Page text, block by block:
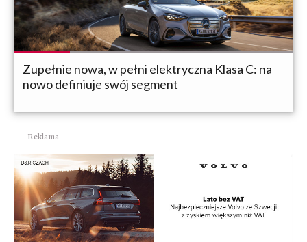
Zupełnie nowa, w pełni elektryczna Klasa C: na
nowo definiuje swój segment
Reklama